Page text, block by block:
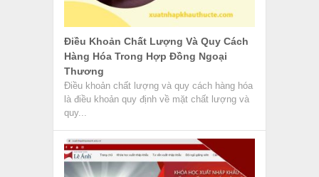
Điều Khoản Chất Lượng Và Quy Cách
Hàng Hóa Trong Hợp Đồng Ngoại
Thương
Điều khoản chất lượng và quy cách hàng hóa
là điều khoản quy định về mặt chất lượng và
quy...